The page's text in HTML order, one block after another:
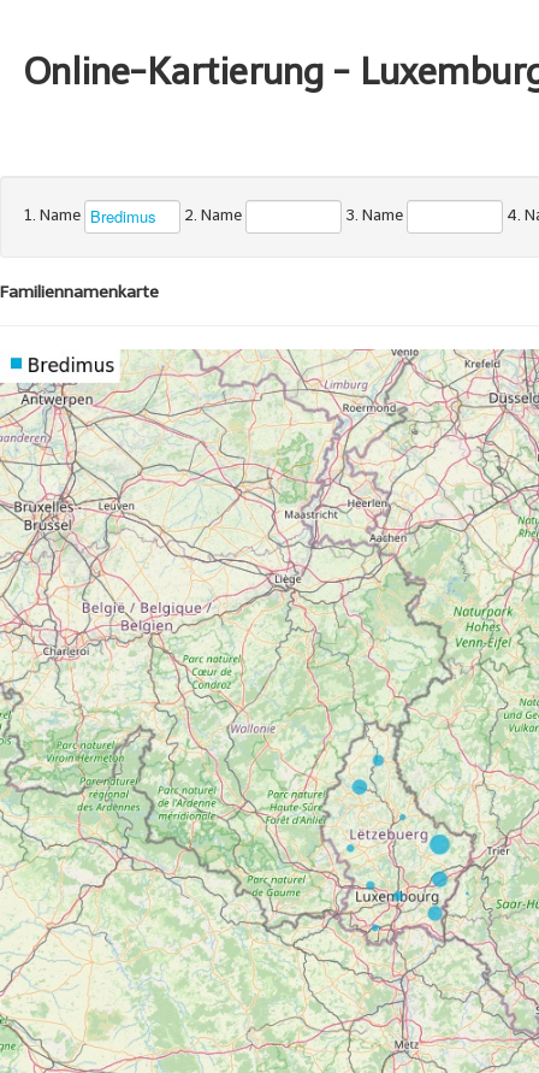
Online-Kartierung -
1. Name 2. Name 3. Name 4.
Familiennamenkarte